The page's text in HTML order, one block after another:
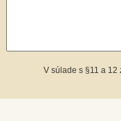
V súlade s §11 a 12